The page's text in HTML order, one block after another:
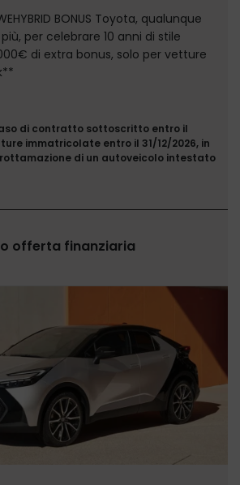
BONUS Toyota, qualunque
per celebrare 10 anni di stile
di extra bonus, solo per vetture
di contratto sottoscritto entro il
immatricolate entro il 31/12/2026, in
di un autoveicolo intestato
offerta finanziaria